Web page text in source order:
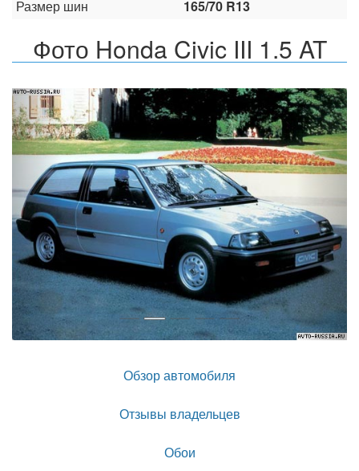
Размер шин 165/70 R13
Фото Honda Civic III 1.5 AT
Назад
Обзор автомобиля
Отзывы владельцев
Обои